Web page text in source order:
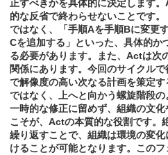
正すべきかを具体的に決定します
的な反省で終わらせないことです
ではなく、「手順Aを手順Bに変更
Cを追加する」といった、具体的か
る必要があります。また、Actは次
関係にあります。今回のサイクル
で解像度の高い次なる計画を策定
ではなく、上へと向かう螺旋階段
一時的な修正に留めず、組織の文
こそが、Actの本質的な役割です。
繰り返すことで、組織は環境の変
けることが可能となります。この